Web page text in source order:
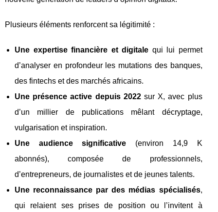
Plusieurs éléments renforcent sa légitimité :
Une expertise financière et digitale qui lui permet
d’analyser en profondeur les mutations des banques,
des fintechs et des marchés africains.
Une présence active depuis 2022sur X, avec plus
d’un millier de publications mêlant décryptage,
vulgarisation et inspiration.
Une audience significative (environ 14,9 K
abonnés), composée de professionnels,
d’entrepreneurs, de journalistes et de jeunes talents.
Une reconnaissance par des médias spécialisés,
qui relaient ses prises de position ou l’invitent à